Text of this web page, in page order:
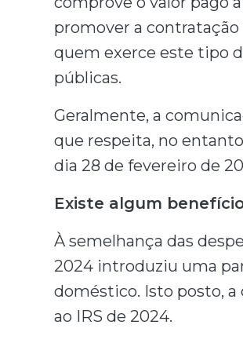
promover a
quem exerce este tipo
públicas.
Geralmente, a
que respeita, no
dia 28 de fevereiro de
Existe algum
À semelhança das
2024 introduziu uma
doméstico. Isto posto, a
ao IRS de 2024.